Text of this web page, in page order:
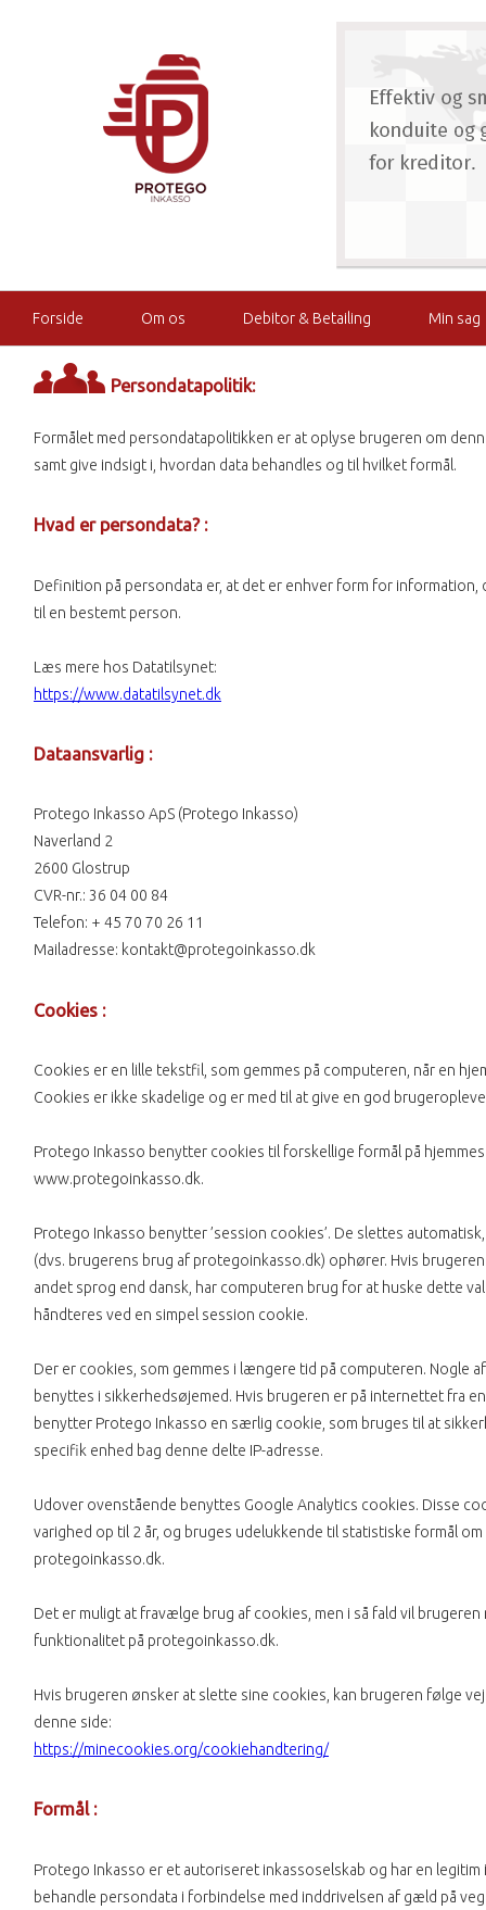
Forside Om os Debitor & Betailing Min sag
Persondatapolitik:
Formålet med persondatapolitikken er at oplyse brugeren om
samt give indsigt i, hvordan data behandles og til hvilket formål.
Hvad er persondata? :
Definition på persondata er, at det er enhver form for information,
til en bestemt person.
Læs mere hos Datatilsynet:
https://www.datatilsynet.dk
Dataansvarlig :
Protego Inkasso ApS (Protego Inkasso)
Naverland 2
2600 Glostrup
CVR-nr.: 36 04 00 84
Telefon: + 45 70 70 26 11
Mailadresse: kontakt@protegoinkasso.dk
Cookies :
Cookies er en lille tekstfil, som gemmes på computeren, når en
Cookies er ikke skadelige og er med til at give en god
Protego Inkasso benytter cookies til forskellige formål på
www.protegoinkasso.dk.
Protego Inkasso benytter ’session cookies’. De slettes
(dvs. brugerens brug af protegoinkasso.dk) ophører. Hvis
andet sprog end dansk, har computeren brug for at huske dette
håndteres ved en simpel session cookie.
Der er cookies, som gemmes i længere tid på computeren. Nogle
benyttes i sikkerhedsøjemed. Hvis brugeren er på internettet fra
benytter Protego Inkasso en særlig cookie, som bruges til at
specifik enhed bag denne delte IP-adresse.
Udover ovenstående benyttes Google Analytics cookies. Disse
varighed op til 2 år, og bruges udelukkende til statistiske formål
protegoinkasso.dk.
Det er muligt at fravælge brug af cookies, men i så fald vil brugeren
funktionalitet på protegoinkasso.dk.
Hvis brugeren ønsker at slette sine cookies, kan brugeren følge
denne side:
https://minecookies.org/cookiehandtering/
Formål :
Protego Inkasso er et autoriseret inkassoselskab og har en legitim
behandle persondata i forbindelse med inddrivelsen af gæld på